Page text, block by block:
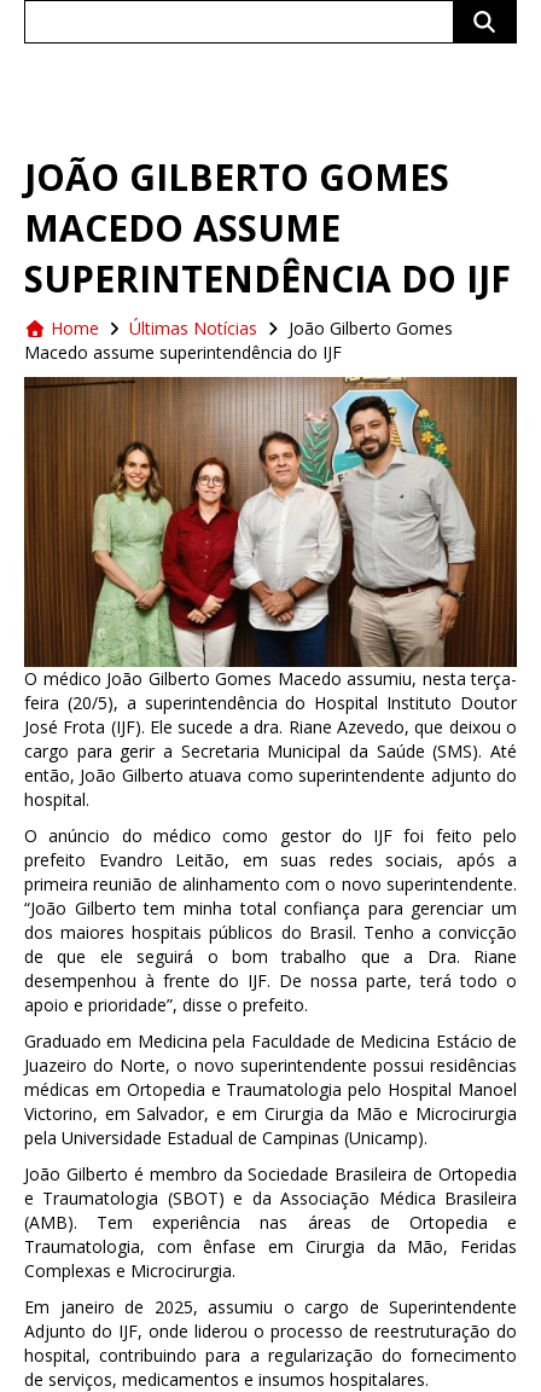
JOÃO GILBERTO GOMES
MACEDO ASSUME
SUPERINTENDÊNCIA DO IJF
Home Últimas Notícias
João Gilberto Gomes
Macedo assume superintendência do IJF
O médico João Gilberto Gomes Macedo assumiu, nesta terça-
feira (20/5), a superintendência do Hospital Instituto Doutor
José Frota (IJF). Ele sucede a dra. Riane Azevedo, que deixou o
cargo para gerir a Secretaria Municipal da Saúde (SMS). Até
então, João Gilberto atuava como superintendente adjunto do
hospital.
O anúncio do médico como gestor do IJF foi feito pelo
prefeito Evandro Leitão, em suas redes sociais, após a
primeira reunião de alinhamento com o novo superintendente.
“João Gilberto tem minha total confiança para gerenciar um
dos maiores hospitais públicos do Brasil. Tenho a convicção
de que ele seguirá o bom trabalho que a Dra. Riane
desempenhou à frente do IJF. De nossa parte, terá todo o
apoio e prioridade”, disse o prefeito.
Graduado em Medicina pela Faculdade de Medicina Estácio de
Juazeiro do Norte, o novo superintendente possui residências
médicas em Ortopedia e Traumatologia pelo Hospital Manoel
Victorino, em Salvador, e em Cirurgia da Mão e Microcirurgia
pela Universidade Estadual de Campinas (Unicamp).
João Gilberto é membro da Sociedade Brasileira de Ortopedia
e Traumatologia (SBOT) e da Associação Médica Brasileira
(AMB). Tem experiência nas áreas de Ortopedia e
Traumatologia, com ênfase em Cirurgia da Mão, Feridas
Complexas e Microcirurgia.
Em janeiro de 2025, assumiu o cargo de Superintendente
Adjunto do IJF, onde liderou o processo de reestruturação do
hospital, contribuindo para a regularização do fornecimento
de serviços, medicamentos e insumos hospitalares.